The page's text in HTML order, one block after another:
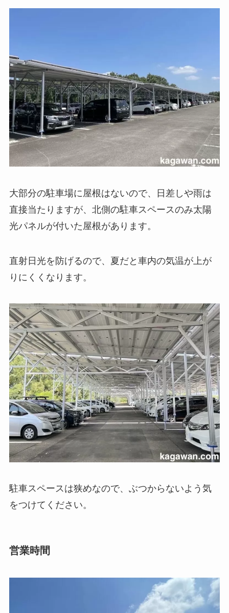
大部分の駐車場に屋根はないので、日差しや雨は
直接当たりますが、北側の駐車スペースのみ太陽
光パネルが付いた屋根があります。
直射日光を防げるので、夏だと車内の気温が上が
りにくくなります。
駐車スペースは狭めなので、ぶつからないよう気
をつけてください。
営業時間